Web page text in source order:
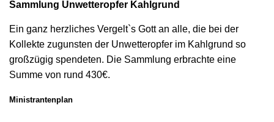
Sammlung Unwetteropfer Kahlgrund
Ein ganz herzliches Vergelt`s Gott an alle, die bei der
Kollekte zugunsten der Unwetteropfer im Kahlgrund so
großzügig spendeten. Die Sammlung erbrachte eine
Summe von rund 430€.
Ministrantenplan